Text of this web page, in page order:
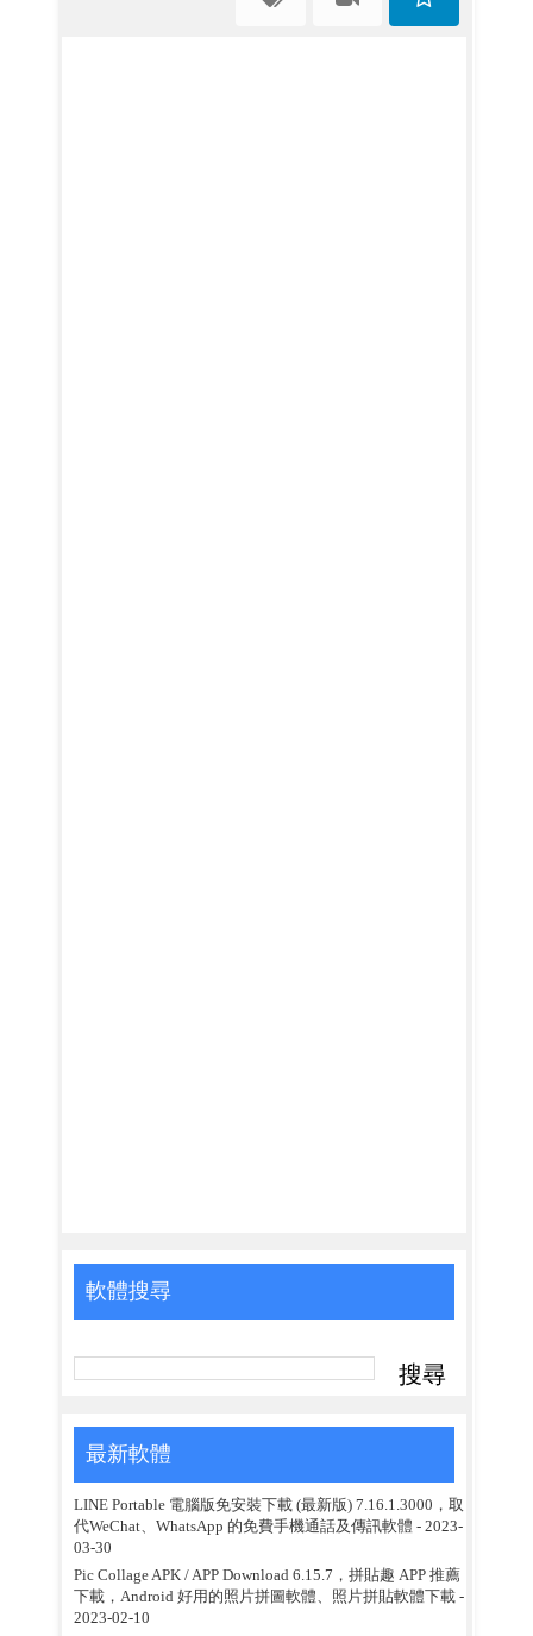
軟體搜尋
最新軟體
LINE Portable 電腦版免安裝下載 (最新版) 7.16.1.3000，取
代WeChat、WhatsApp 的免費手機通話及傳訊軟體 - 2023-
03-30
Pic Collage APK / APP Download 6.15.7，拼貼趣 APP 推薦
下載，Android 好用的照片拼圖軟體、照片拼貼軟體下載-
2023-02-10